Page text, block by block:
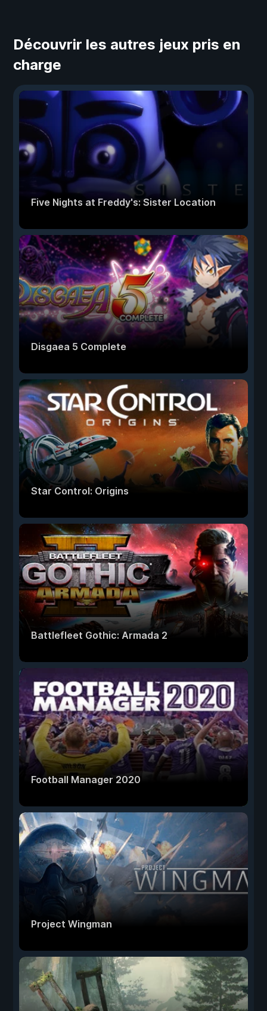
Découvrir les autres jeux pris en
charge
Five Nights at Freddy's: Sister Location
Disgaea 5 Complete
Star Control: Origins
Battlefleet Gothic: Armada 2
Football Manager 2020
Project Wingman